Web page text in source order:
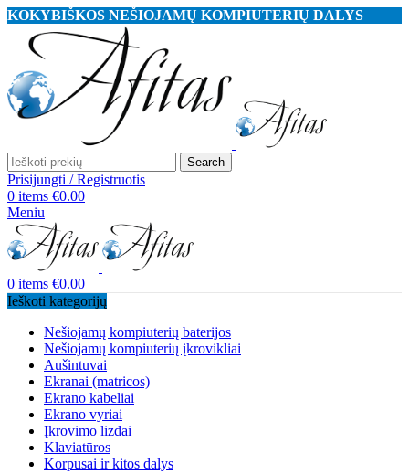
KOKYBIŠKOS NEŠIOJAMŲ KOMPIUTERIŲ DALYS
Search
Prisijungti / Registruotis
0 items €0.00
Meniu
0 items €0.00
Ieškoti kategorijų
Nešiojamų kompiuterių baterijos
Nešiojamų kompiuterių įkrovikliai
Aušintuvai
Ekranai (matricos)
Ekrano kabeliai
Ekrano vyriai
Įkrovimo lizdai
Klaviatūros
Korpusai ir kitos dalys